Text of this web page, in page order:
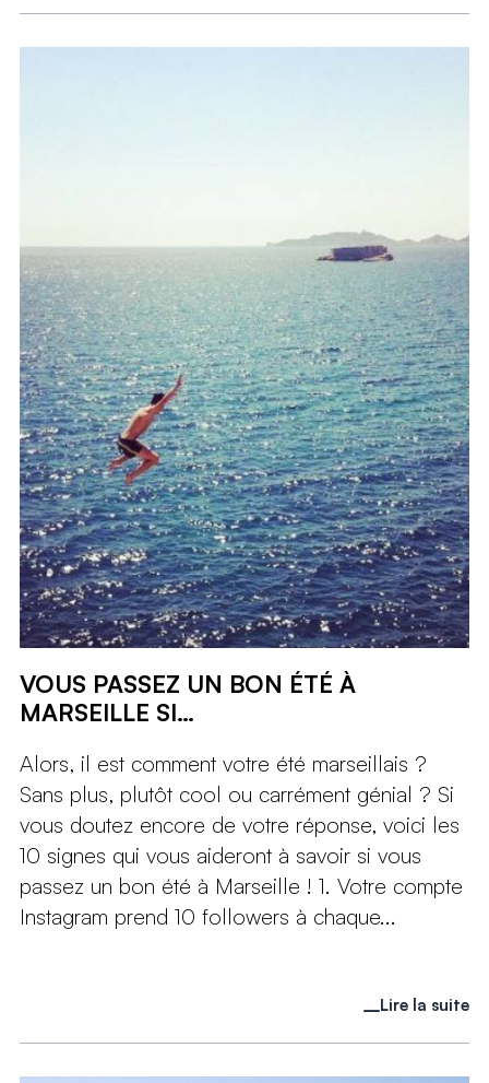
VOUS PASSEZ UN BON ÉTÉ À
MARSEILLE SI…
Alors, il est comment votre été marseillais ?
Sans plus, plutôt cool ou carrément génial ? Si
vous doutez encore de votre réponse, voici les
10 signes qui vous aideront à savoir si vous
passez un bon été à Marseille ! 1. Votre compte
Instagram prend 10 followers à chaque...
Lire la suite